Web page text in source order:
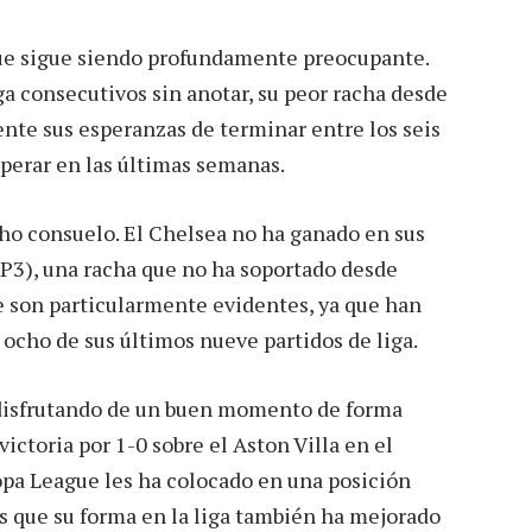
sigue siendo profundamente preocupante.
consecutivos sin anotar, su peor racha desde
sus esperanzas de terminar entre los seis
en las últimas semanas.
consuelo. El Chelsea no ha ganado en sus
una racha que no ha soportado desde
son particularmente evidentes, ya que han
de sus últimos nueve partidos de liga.
de un buen momento de forma
por 1-0 sobre el Aston Villa en el
League les ha colocado en una posición
su forma en la liga también ha mejorado